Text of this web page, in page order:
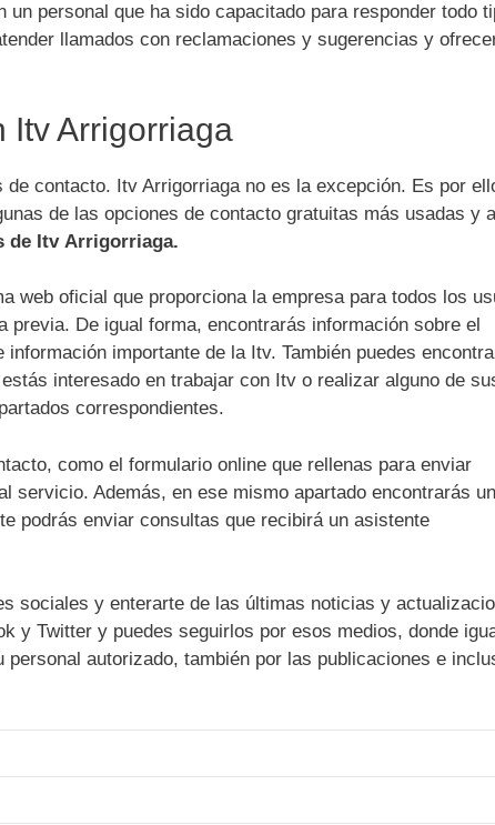
personal que ha sido capacitado para responder todo
llamados con reclamaciones y sugerencias y
Itv Arrigorriaga
contacto. Itv Arrigorriaga no es la excepción. Es por
de las opciones de contacto gratuitas más usadas y
de Itv Arrigorriaga.
web oficial que proporciona la empresa para todos los
De igual forma, encontrarás información sobre el
importante de la Itv. También puedes
interesado en trabajar con Itv o realizar alguno de
correspondientes.
como el formulario online que rellenas para enviar
servicio. Además, en ese mismo apartado encontrarás un
podrás enviar consultas que recibirá un asistente
sociales y enterarte de las últimas noticias y
y Twitter y puedes seguirlos por esos medios, donde
autorizado, también por las publicaciones e